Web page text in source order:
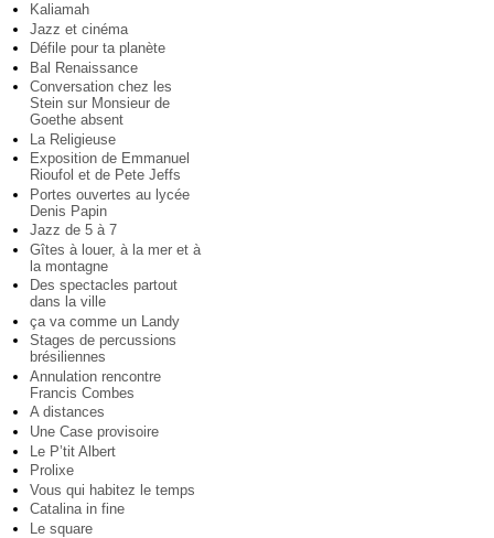
Kaliamah
Jazz et cinéma
Défile pour ta planète
Bal Renaissance
Conversation chez les
Stein sur Monsieur de
Goethe absent
La Religieuse
Exposition de Emmanuel
Rioufol et de Pete Jeffs
Portes ouvertes au lycée
Denis Papin
Jazz de 5 à 7
Gîtes à louer, à la mer et à
la montagne
Des spectacles partout
dans la ville
ça va comme un Landy
Stages de percussions
brésiliennes
Annulation rencontre
Francis Combes
A distances
Une Case provisoire
Le P’tit Albert
Prolixe
Vous qui habitez le temps
Catalina in fine
Le square